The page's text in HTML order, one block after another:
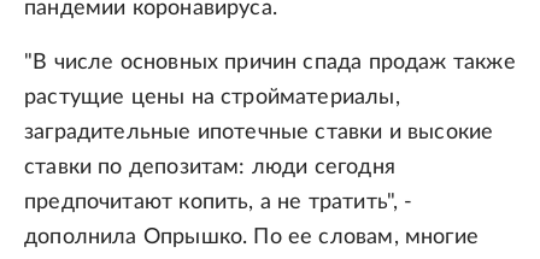
пандемии коронавируса.
"В числе основных причин спада продаж также
растущие цены на стройматериалы,
заградительные ипотечные ставки и высокие
ставки по депозитам: люди сегодня
предпочитают копить, а не тратить", -
дополнила Опрышко. По ее словам, многие